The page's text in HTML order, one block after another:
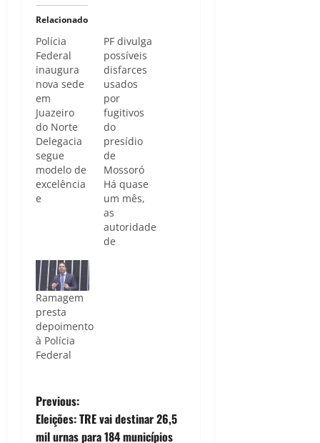
Relacionado
Polícia
Federal
inaugura
nova sede
em
Juazeiro
do Norte
Delegacia
segue
modelo de
excelência
e
sustentabilidade
Polícia
Federal do
Ceará vai
inaugurar,
nesta
quarta-
feira, 15,
em
Juazeiro
do Norte,
PF divulga
possíveis
disfarces
usados
por
fugitivos
do
presídio
de
Mossoró
Há quase
um mês,
as
autoridades
de
segunda-
feira (11)
Ramagem
presta
depoimento
à Polícia
Federal
P
o
Previous:
Eleições: TRE vai destinar 26,5
mil urnas para 184 municípios